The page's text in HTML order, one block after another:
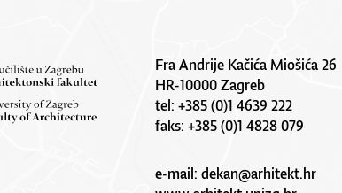
Fra Andrije Kačića Miošića 26
HR-10000 Zagreb
tel: +385 (0)1 4639 222
faks: +385 (0)1 4828 079
e-mail:dekan@arhitekt.hr